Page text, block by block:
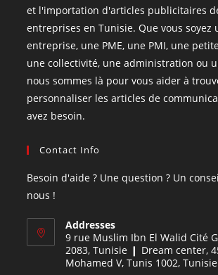
et l'importation d'articles publicitaires
entreprises en Tunisie. Que vous soyez
entreprise, une PME, une PMI, une
une collectivité, une administration ou
nous sommes là pour vous aider à
personnaliser les articles de
avez besoin.
Contact Info
Besoin d'aide ? Une question ? Un
nous !
Addresses
9 rue Muslim Ibn El Walid Cité
2083, Tunisie ❙ Dream center,
Mohamed V, Tunis 1002, Tunisie